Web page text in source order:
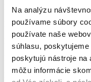
Na analýzu
používame súbory
používate naše
súhlasu,
poskytujú nástroje na
môžu informácie
Počet izieb:3
Počet WC:1
Počet kúpeľní:
Počet balkónov:1
Podpivničený:Áno